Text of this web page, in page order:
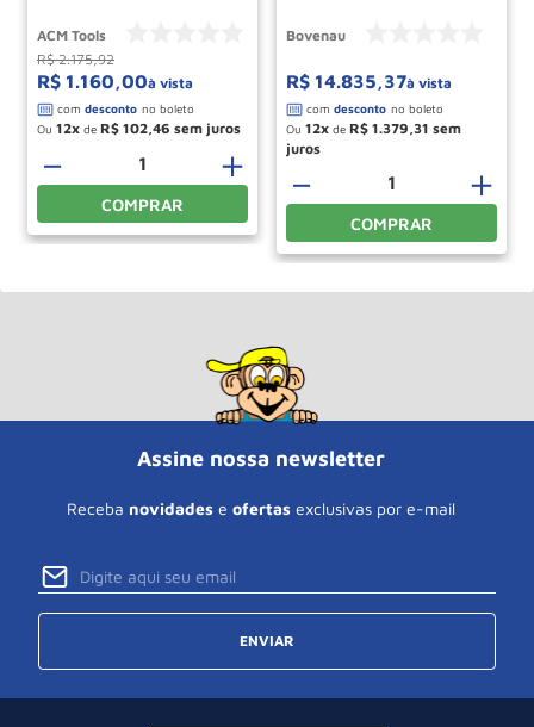
TOOLS
ACM Tools
R$ 2.175,92
R$ 1.160,00à vista
Ou 12 de R$ 102 46
＋
－
COMPRAR
Bovenau
R$ 14.835,37à vista
Ou 12 de R$ 1.379 31
＋
－
COMPRAR
Assine nossa newsletter
Receba novidades e ofertas exclusivas por e-mail
ENVIAR